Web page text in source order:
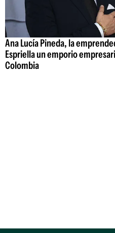
Ana Lucía Pineda, la
Espriella un emporio
Colombia